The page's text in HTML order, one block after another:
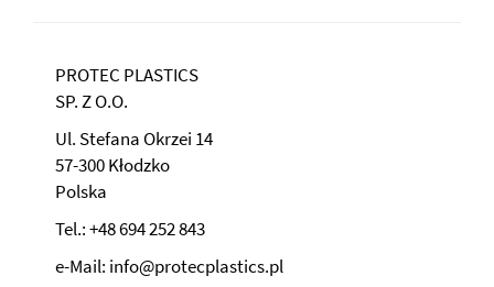
PROTEC PLASTICS
SP. Z O.O.
Ul. Stefana Okrzei 14
57-300 Kłodzko
Polska
Tel.: +48 694 252 843
e-Mail: info@protecplastics.pl